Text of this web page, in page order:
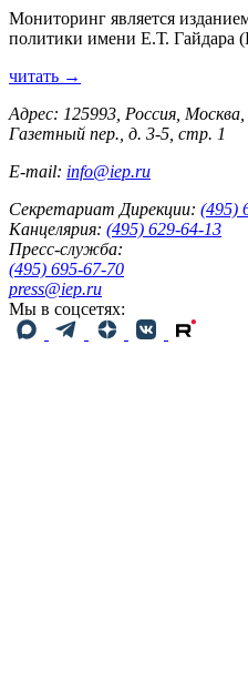
Мониторинг является
политики имени Е.Т. Гайдара
читать →
Адрес: 125993, Россия, Москва,
Газетный пер., д. 3-5, стр. 1
E-mail: info@iep.ru
Секретариат Дирекции: (495)
Канцелярия: (495) 629-64-13
Пресс-служба:
(495) 695-67-70
press@iep.ru
Мы в соцсетях: